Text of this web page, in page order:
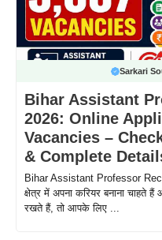
Sarkari
Bihar Assistant
2026: Online
Vacancies –
& Complete
Bihar Assistant Professor
क्षेत्र में अपना करियर बनाना
रखते हैं, तो आपके लिए ...